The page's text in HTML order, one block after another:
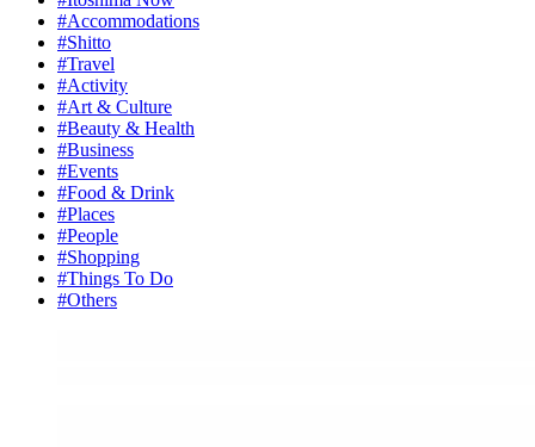
#Accommodations
#Shitto
#Travel
#Activity
#Art & Culture
#Beauty & Health
#Business
#Events
#Food & Drink
#Places
#People
#Shopping
#Things To Do
#Others